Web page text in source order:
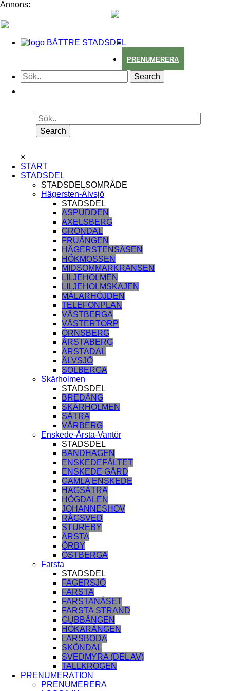
Annons:
BÄTTRE STADSDEL
PRENUMERERA
×
START
STADSDEL
STADSDELSOMRÅDE
Hägersten-Älvsjö
STADSDEL
ASPUDDEN
AXELSBERG
GRÖNDAL
FRUÄNGEN
HÄGERSTENSÅSEN
HÖKMOSSEN
MIDSOMMARKRANSEN
LILJEHOLMEN
LILJEHOLMSKAJEN
MÄLARHÖJDEN
TELEFONPLAN
VÄSTBERGA
VÄSTERTORP
ÖRNSBERG
ÅRSTABERG
ÅRSTADAL
ÄLVSJÖ
SOLBERGA
Skärholmen
STADSDEL
BREDÄNG
SKÄRHOLMEN
SÄTRA
VÅRBERG
Enskede-Årsta-Vantör
STADSDEL
BANDHAGEN
ENSKEDEFÄLTET
ENSKEDE GÅRD
GAMLA ENSKEDE
HAGSÄTRA
HÖGDALEN
JOHANNESHOV
RÅGSVED
STUREBY
ÅRSTA
ÖRBY
ÖSTBERGA
Farsta
STADSDEL
FAGERSJÖ
FARSTA
FARSTANÄSET
FARSTA STRAND
GUBBÄNGEN
HÖKARÄNGEN
LARSBODA
SKÖNDAL
SVEDMYRA (DEL AV)
TALLKROGEN
PRENUMERATION
PRENUMERERA